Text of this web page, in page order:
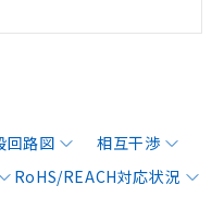
回路図
相互干渉
RoHS/REACH対応状況